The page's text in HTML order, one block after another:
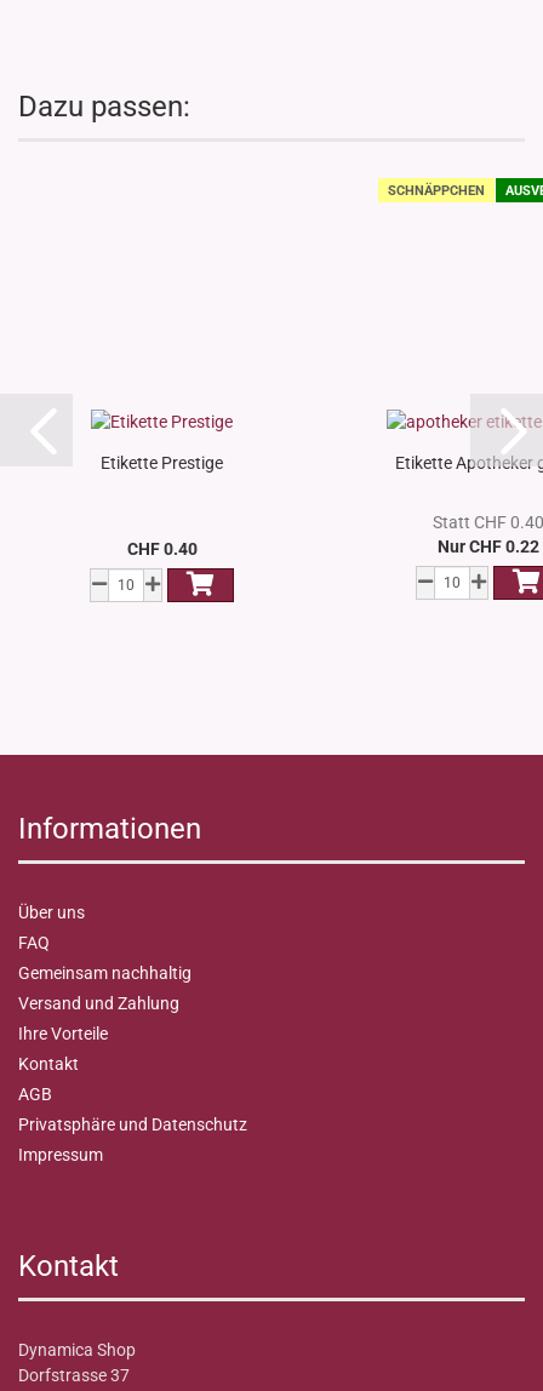
Dazu passen:
Etikette Prestige
CHF 0.40
SCHNÄPPCHEN
Etikette Apotheker
Statt CHF 0.40
Nur CHF 0.22
Informationen
Über uns
FAQ
Gemeinsam nachhaltig
Versand und Zahlung
Ihre Vorteile
Kontakt
AGB
Privatsphäre und Datenschutz
Impressum
Kontakt
Dynamica Shop
Dorfstrasse 37